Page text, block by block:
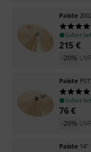
Paiste
Sofort
215 €
-20%
Paiste
Sofort
76€
-20%
Paiste 14"